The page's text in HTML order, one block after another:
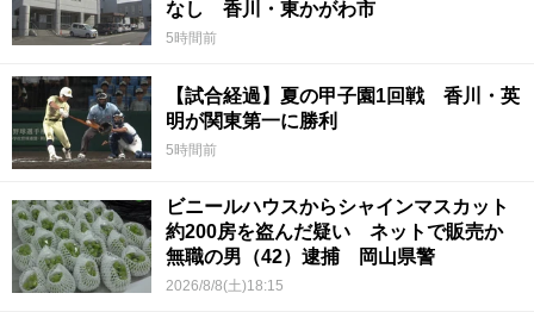
なし 香川・東かがわ市
5時間前
【試合経過】夏の甲子園1回戦 香川・英
明が関東第一に勝利
5時間前
ビニールハウスからシャインマスカット
約200房を盗んだ疑い ネットで販売か
無職の男（42）逮捕 岡山県警
2026/8/8(土)18:15